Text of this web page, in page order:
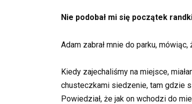
Nie podobał mi się początek
Adam zabrał mnie do parku,
Kiedy zajechaliśmy na miejsce,
chusteczkami siedzenie, tam gdzie
Powiedział, że jak on wchodzi do